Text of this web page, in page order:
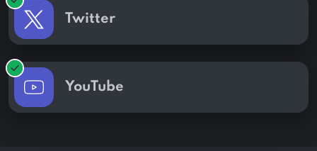
Twitter
YouTube